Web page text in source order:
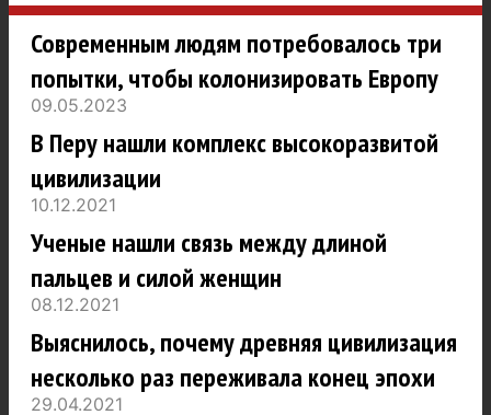
Современным людям потребовалось три
попытки, чтобы колонизировать Европу
09.05.2023
В Перу нашли комплекс высокоразвитой
цивилизации
10.12.2021
Ученые нашли связь между длиной
пальцев и силой женщин
08.12.2021
Выяснилось, почему древняя цивилизация
несколько раз переживала конец эпохи
29.04.2021